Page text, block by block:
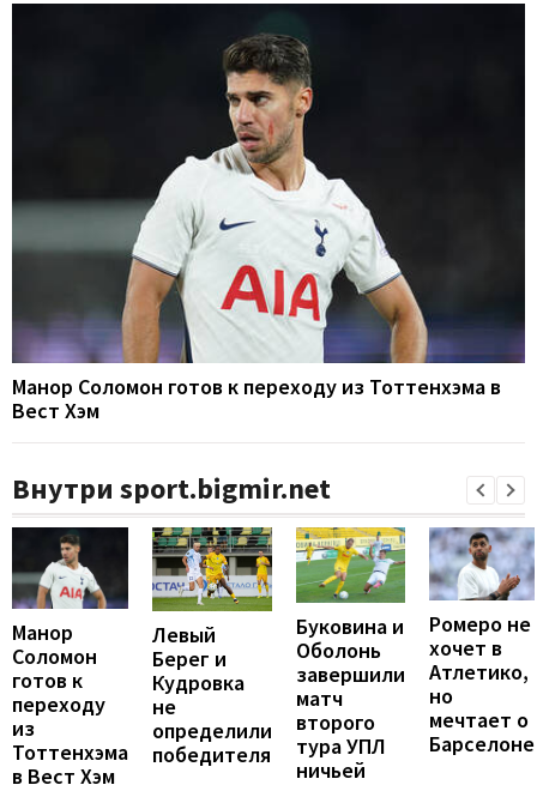
Манор Соломон готов к переходу из Тоттенхэма в
Вест Хэм
Внутри sport.bigmir.net
Манор
Соломон
готов к
переходу
из
Тоттенхэма
в Вест Хэм
Левый
Берег и
Кудровка
не
определили
победителя
Буковина и
Оболонь
завершили
матч
второго
тура УПЛ
ничьей
Ромеро не
хочет в
Атлетико,
но
мечтает о
Барселоне